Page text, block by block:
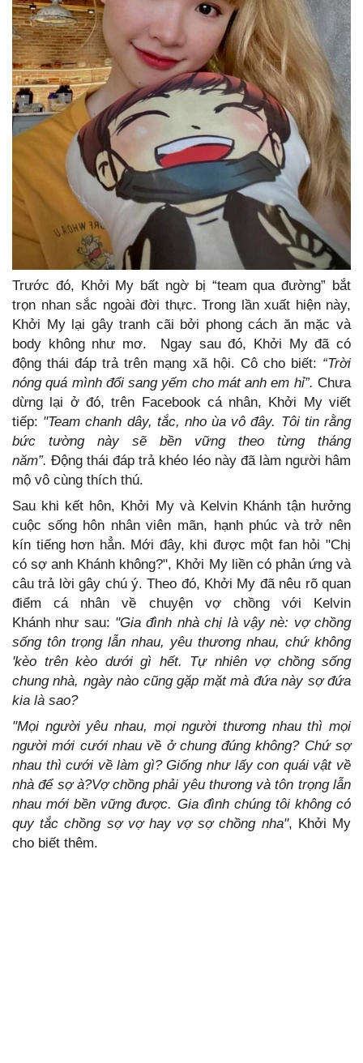
Trước đó, Khởi My bất ngờ bị “team qua đường” bắt
trọn nhan sắc ngoài đời thực. Trong lần xuất hiện này,
Khởi My lại gây tranh cãi bởi phong cách ăn mặc và
body không như mơ. Ngay sau đó, Khởi My đã có
động thái đáp trả trên mạng xã hội. Cô cho biết: “Trời
nóng quá mình đổi sang yếm cho mát anh em hỉ”. Chưa
dừng lại ở đó, trên Facebook cá nhân, Khởi My viết
tiếp: "Team chanh dây, tắc, nho ùa vô đây. Tôi tin rằng
bức tường này sẽ bền vững theo từng tháng
năm”. Động thái đáp trả khéo léo này đã làm người hâm
mộ vô cùng thích thú.
Sau khi kết hôn, Khởi My và Kelvin Khánh tận hưởng
cuộc sống hôn nhân viên mãn, hạnh phúc và trở nên
kín tiếng hơn hẳn. Mới đây, khi được một fan hỏi "Chị
có sợ anh Khánh không?", Khởi My liền có phản ứng và
câu trả lời gây chú ý. Theo đó, Khởi My đã nêu rõ quan
điểm cá nhân về chuyện vợ chồng với Kelvin
Khánh như sau: "Gia đình nhà chị là vậy nè: vợ chồng
sống tôn trọng lẫn nhau, yêu thương nhau, chứ không
'kèo trên kèo dưới gì hết. Tự nhiên vợ chồng sống
chung nhà, ngày nào cũng gặp mặt mà đứa này sợ đứa
kia là sao?
"Mọi người yêu nhau, mọi người thương nhau thì mọi
người mới cưới nhau về ở chung đúng không? Chứ sợ
nhau thì cưới về làm gì? Giống như lấy con quái vật về
nhà để sợ à?Vợ chồng phải yêu thương và tôn trọng lẫn
nhau mới bền vững được. Gia đình chúng tôi không có
quy tắc chồng sợ vợ hay vợ sợ chồng nha", Khởi My
cho biết thêm.